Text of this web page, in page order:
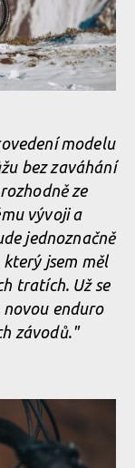
návrat odpružení
návrat odpružení
modelu
bez zaváhání
ze
vývoji a
jednoznačně
jsem měl
tratích. Už se
enduro
závodů."